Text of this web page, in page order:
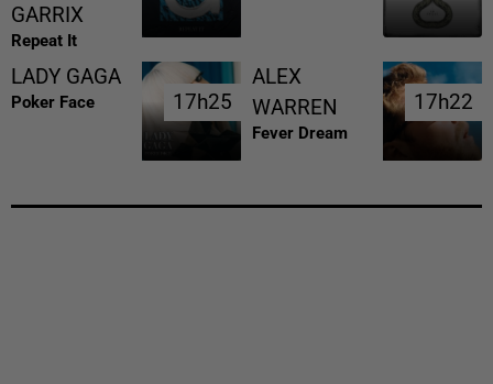
GARRIX
Repeat It
LADY GAGA
Poker Face 17h25
17h25
ALEX
WARREN
Fever Dream
17h22
17h22